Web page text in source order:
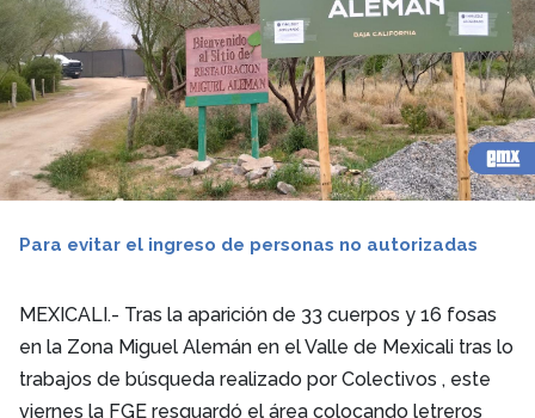
Para evitar el ingreso de personas no autorizadas
MEXICALI.- Tras la aparición de 33 cuerpos y 16 fosas
en la Zona Miguel Alemán en el Valle de Mexicali tras lo
trabajos de búsqueda realizado por Colectivos , este
viernes la FGE resguardó el área colocando letreros